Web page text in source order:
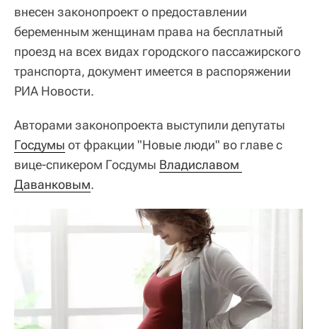
внесен законопроект о предоставлении
беременным женщинам права на бесплатный
проезд на всех видах городского пассажирского
транспорта, документ имеется в распоряжении
РИА Новости.
Авторами законопроекта выступили депутаты
Госдумы от фракции "Новые люди" во главе с
вице-спикером Госдумы Владиславом
Даванковым.